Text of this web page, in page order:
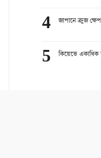
4 জাপানে ক্রুজ
5 কিয়েভে একাধিক